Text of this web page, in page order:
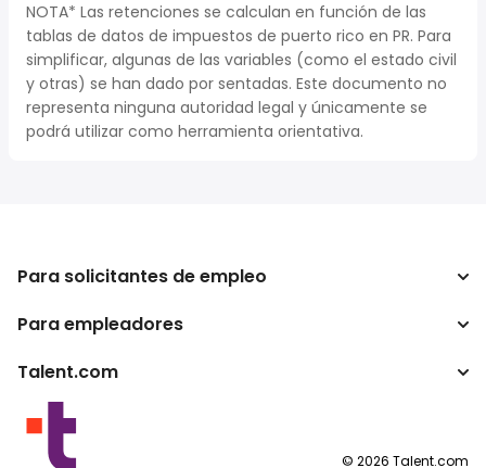
NOTA* Las retenciones se calculan en función de las
tablas de datos de impuestos de puerto rico en PR. Para
simplificar, algunas de las variables (como el estado civil
y otras) se han dado por sentadas. Este documento no
representa ninguna autoridad legal y únicamente se
podrá utilizar como herramienta orientativa.
Para solicitantes de empleo
Buscador de trabajo
Conversor de salario
Para empleadores
Empresa
Programas para publishers
Talent.com
Otros países
Condiciones de uso
© 2026 Talent.com